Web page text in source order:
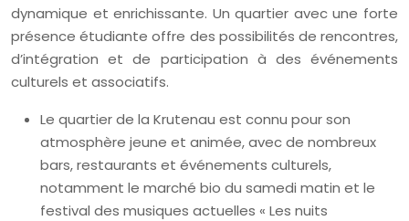
dynamique et enrichissante. Un quartier avec une forte
présence étudiante offre des possibilités de rencontres,
d’intégration et de participation à des événements
culturels et associatifs.
Le quartier de la Krutenau est connu pour son
atmosphère jeune et animée, avec de nombreux
bars, restaurants et événements culturels,
notamment le marché bio du samedi matin et le
festival des musiques actuelles « Les nuits